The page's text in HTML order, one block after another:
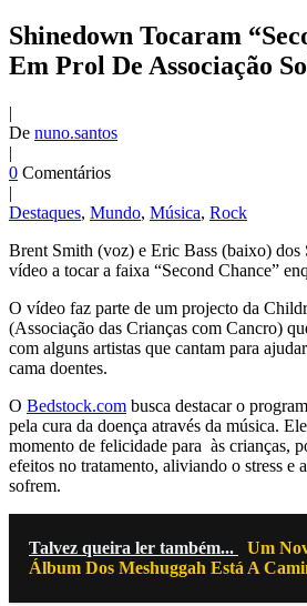
Shinedown Tocaram
Em Prol De Associação
|
De nuno.santos
|
0 Comentários
|
Destaques, Mundo, Música, Rock
Brent Smith (voz) e Eric Bass (baixo) dos
vídeo a tocar a faixa “Second Chance”
O vídeo faz parte de um projecto da
(Associação das Crianças com Cancro)
com alguns artistas que cantam para
cama doentes.
O Bedstock.com busca destacar o
pela cura da doença através da música.
momento de felicidade para às crianças,
efeitos no tratamento, aliviando o stress e
sofrem.
Talvez queira ler também...
Um
Álbum Dos Meshuggah Está A